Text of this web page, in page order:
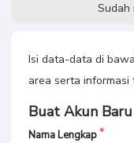
Sudah
Isi data-data di
area serta informasi
Buat Akun Baru
Nama Lengkap